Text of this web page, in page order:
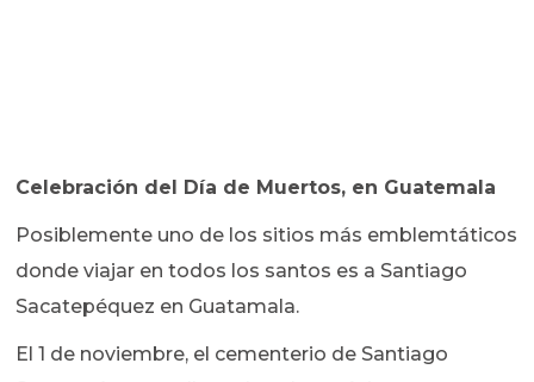
Celebración del Día de Muertos, en Guatemala
Posiblemente uno de los sitios más emblemtáticos
donde viajar en todos los santos es a Santiago
Sacatepéquez en Guatamala.
El 1 de noviembre, el cementerio de Santiago